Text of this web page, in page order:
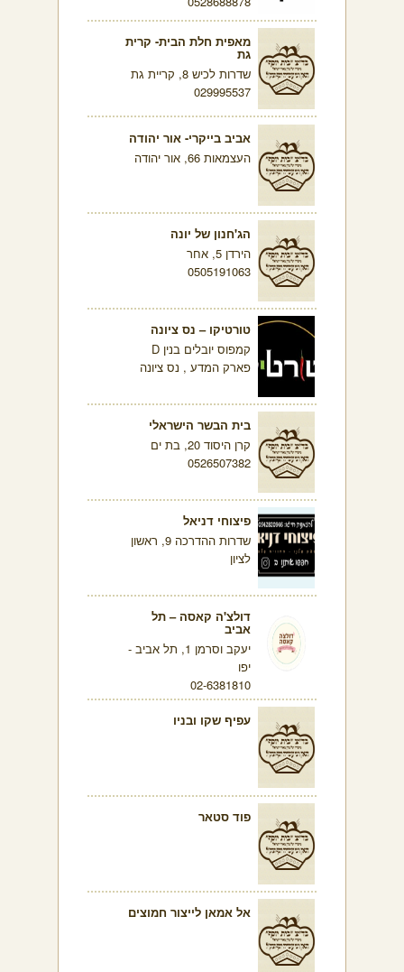
מאפית חלת הבית- קרית
גת
שדרות לכיש 8, קריית גת
029995537
אביב בייקרי- אור יהודה
העצמאות 66, אור יהודה
הג'חנון של יונה
הירדן 5, אחר
0505191063
טורטיקו – נס ציונה
קמפוס יובלים בנין D
פארק המדע , נס ציונה
בית הבשר הישראלי
קרן היסוד 20, בת ים
0526507382
פיצוחי דניאל
שדרות ההדרכה 9, ראשון
לציון
דולצ'ה קאסה – תל
אביב
יעקב וסרמן 1, תל אביב -
יפו
02-6381810
עפיף שקו ובניו
פוד סטאר
אל אמאן לייצור חמוצים